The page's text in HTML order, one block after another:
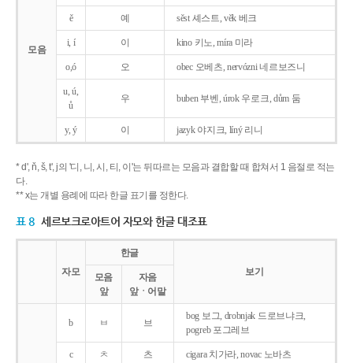
모음
ě 예 sěst 셰스트, věk 베크
i, í 이 kino 키노, míra 미라
o,ó 오 obec 오베츠, nervózni 네르보즈니
u, ú,
ů
우 buben 부벤, úrok 우로크, dům 둠
y, ý 이 jazyk야지크, líný 리니
* d', ň, š, t', j의 '디, 니, 시, 티, 이'는 뒤따르는 모음과 결합할 때 합쳐서 1 음절로 적는
다.
** x는 개별 용례에 따라 한글 표기를 정한다.
표 8 세르보크로아트어 자모와 한글 대조표
자모
한글
보기
모음
앞
자음
앞ㆍ어말
b ㅂ 브
bog 보그, drobnjak 드로브냐크,
pogreb 포그레브
c ㅊ 츠 cigara 치가라, novac 노바츠